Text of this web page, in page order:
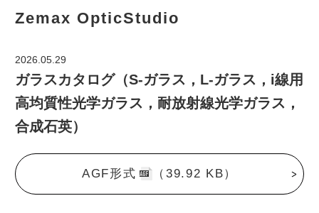
Zemax OpticStudio
2026.05.29
ガラスカタログ（S-ガラス，L-ガラス，i線用
高均質性光学ガラス，耐放射線光学ガラス，
合成石英）
AGF形式 （39.92 KB）